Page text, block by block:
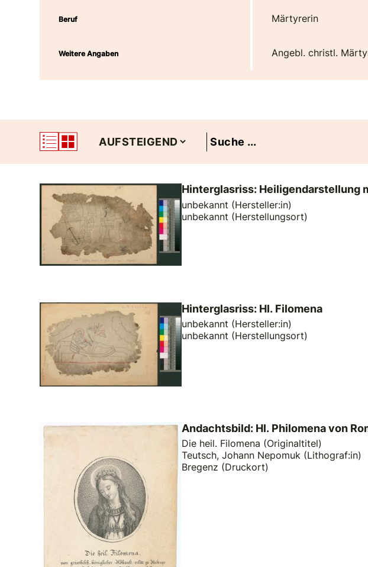
Beruf Märtyrerin
Weitere Angaben Angebl. christl.
Hinterglasriss: Heiligendarstellung
unbekannt (Hersteller:in)
unbekannt (Herstellungsort)
Hinterglasriss: Hl. Filomena
unbekannt (Hersteller:in)
unbekannt (Herstellungsort)
Andachtsbild: Hl. Philomena von
Die heil. Filomena (Originaltitel)
Teutsch, Johann Nepomuk (Lithograf:in)
Bregenz (Druckort)